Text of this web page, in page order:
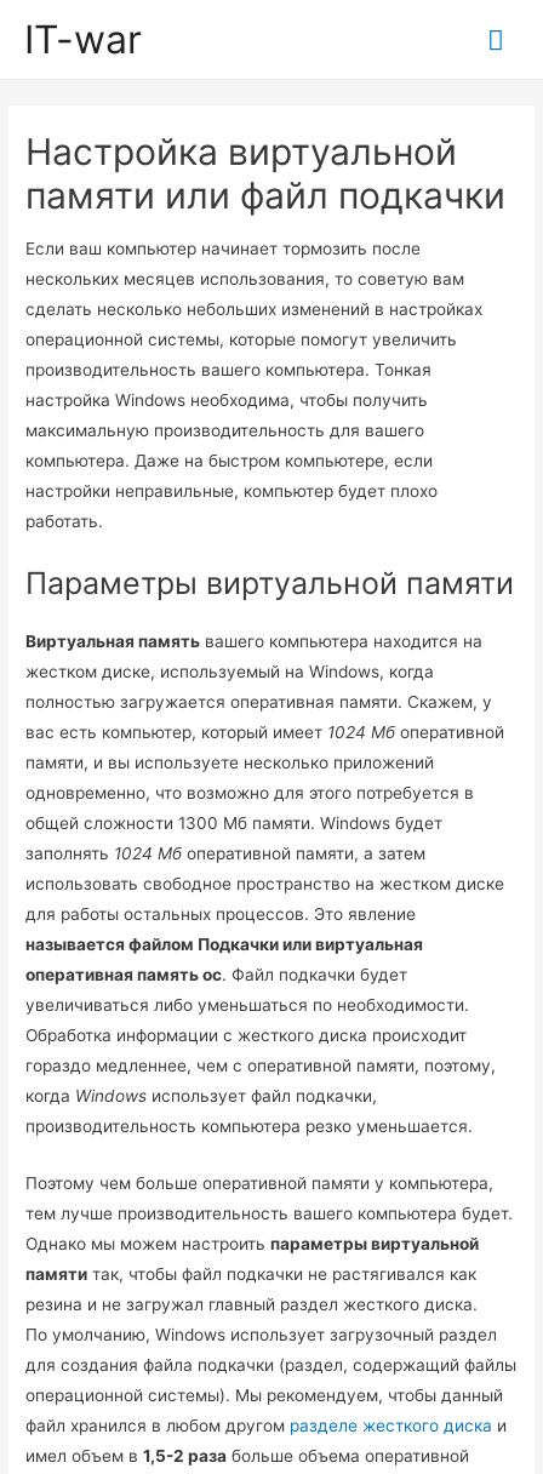
IT-war
Настройка виртуальной
памяти или файл подкачки
Если ваш компьютер начинает тормозить после
нескольких месяцев использования, то советую вам
сделать несколько небольших изменений в настройках
операционной системы, которые помогут увеличить
производительность вашего компьютера. Тонкая
настройка Windows необходима, чтобы получить
максимальную производительность для вашего
компьютера. Даже на быстром компьютере, если
настройки неправильные, компьютер будет плохо
работать.
Параметры виртуальной памяти
Виртуальная память вашего компьютера находится на
жестком диске, используемый на Windows, когда
полностью загружается оперативная памяти. Скажем, у
вас есть компьютер, который имеет 1024 Мб оперативной
памяти, и вы используете несколько приложений
одновременно, что возможно для этого потребуется в
общей сложности 1300 Мб памяти. Windows будет
заполнять 1024 Мб оперативной памяти, а затем
использовать свободное пространство на жестком диске
для работы остальных процессов. Это явление
называется файлом Подкачки или виртуальная
оперативная память ос. Файл подкачки будет
увеличиваться либо уменьшаться по необходимости.
Обработка информации с жесткого диска происходит
гораздо медленнее, чем с оперативной памяти, поэтому,
когда Windows использует файл подкачки,
производительность компьютера резко уменьшается.
Поэтому чем больше оперативной памяти у компьютера,
тем лучше производительность вашего компьютера будет.
Однако мы можем настроитьпараметры виртуальной
памяти так, чтобы файл подкачки не растягивался как
резина и не загружал главный раздел жесткого диска.
По умолчанию, Windows использует загрузочный раздел
для создания файла подкачки (раздел, содержащий файлы
операционной системы). Мы рекомендуем, чтобы данный
файл хранился в любом другом разделе жесткого диска и
имел объем в1,5-2 раза больше объема оперативной